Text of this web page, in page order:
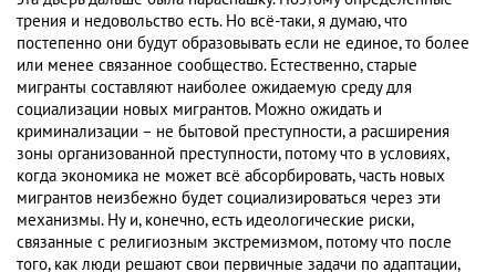
трения и недовольство есть. Но всё-таки, я думаю, что
постепенно они будут образовывать если не единое, то более
или менее связанное сообщество. Естественно, старые
мигранты составляют наиболее ожидаемую среду для
социализации новых мигрантов. Можно ожидать и
криминализации – не бытовой преступности, а расширения
зоны организованной преступности, потому что в условиях,
когда экономика не может всё абсорбировать, часть новых
мигрантов неизбежно будет социализироваться через эти
механизмы. Ну и, конечно, есть идеологические риски,
связанные с религиозным экстремизмом, потому что после
того, как люди решают свои первичные задачи по адаптации,